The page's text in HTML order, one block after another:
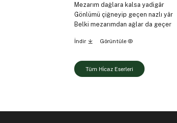
Mezarım dağlara kalsa yadigâr
Gönlümü çiğneyip geçen nazlı yâr
Belki mezarımdan ağlar da geçer
İndir Görüntüle
Tüm Hi̇caz Eserleri